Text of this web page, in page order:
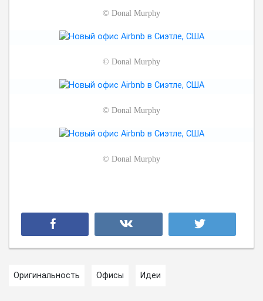
© Donal Murphy
© Donal Murphy
© Donal Murphy
© Donal Murphy
Оригинальность Офисы Идеи